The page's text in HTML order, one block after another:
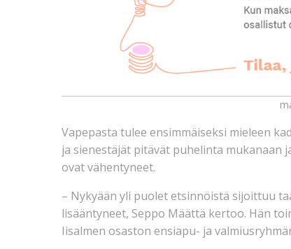
Vapepasta tulee ensimmäiseksi mieleen
ja sienestäjät pitävät puhelinta mukanaan
ovat vähentyneet.
– Nykyään yli puolet etsinnöistä sijoittuu
lisääntyneet, Seppo Määttä kertoo. Hän
Iisalmen osaston ensiapu- ja